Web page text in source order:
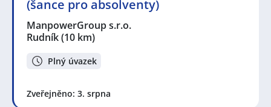
(šance pro absolventy)
ManpowerGroup s.r.o.
Rudník(10 km)
Plný úvazek
Zveřejněno: 3. srpna